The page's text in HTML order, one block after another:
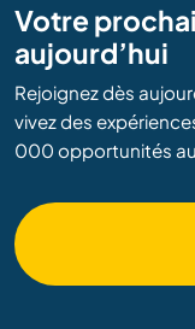
Votre
aujourd’hui
Rejoignez dès
vivez des
000 opportunités